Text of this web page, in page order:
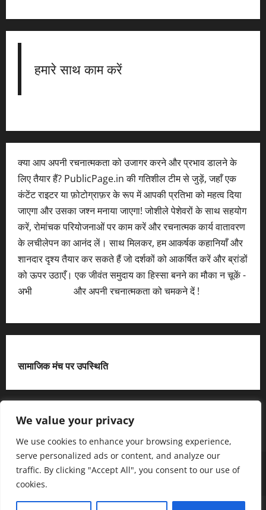
We value your privacy
We use cookies to enhance your browsing experience,
serve personalized ads or content, and analyze our
traffic. By clicking "Accept All", you consent to our use of
cookies.
हमारे साथ काम करें
क्या आप अपनी रचनात्मकता को उजागर करने और प्रभाव डालने के
लिए तैयार हैं? PublicPage.in की गतिशील टीम से जुड़ें, जहाँ एक
कंटेंट राइटर या फ़ोटोग्राफ़र के रूप में आपकी प्रतिभा को महत्व दिया
जाएगा और उसका जश्न मनाया जाएगा! जोशीले पेशेवरों के साथ सहयोग
करें, रोमांचक परियोजनाओं पर काम करें और रचनात्मक कार्य वातावरण
के लचीलेपन का आनंद लें। साथ मिलकर, हम आकर्षक कहानियाँ और
शानदार दृश्य तैयार कर सकते हैं जो दर्शकों को आकर्षित करें और ब्रांडों
को ऊपर उठाएँ। एक जीवंत समुदाय का हिस्सा बनने का मौका न चूकें -
अभी
और अपनी रचनात्मकता को चमकने दें !
सामाजिक मंच पर उपस्थिति
X
हमसे जुड़ें
आधिकारिक नीति पृष्ठ (Privacy Policy)